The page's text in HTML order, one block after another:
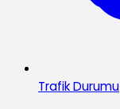
Trafik Durumu